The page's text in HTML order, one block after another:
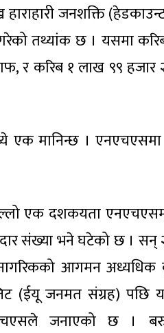
जनशक्ति
गरेको तथ्यांक छ । यसमा
र करिब १ लाख ९९
मानिन्छ । एनएचएसमा
एक दशकयता
संख्या भने घटेको छ ।
आगमन अध्यधिक
(ईयू जनमत संग्रह) पछि
जनाएको छ । बरु